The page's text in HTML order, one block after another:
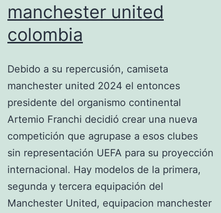
manchester united
colombia
Debido a su repercusión, camiseta
manchester united 2024 el entonces
presidente del organismo continental
Artemio Franchi decidió crear una nueva
competición que agrupase a esos clubes
sin representación UEFA para su proyección
internacional. Hay modelos de la primera,
segunda y tercera equipación del
Manchester United, equipacion manchester